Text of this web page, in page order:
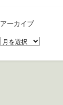
アーカイブ